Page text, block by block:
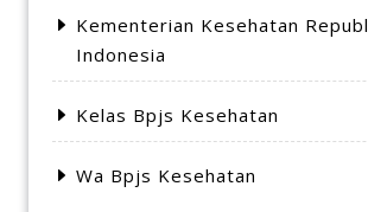
Kementerian Kesehatan
Indonesia
Kelas Bpjs Kesehatan
Wa Bpjs Kesehatan